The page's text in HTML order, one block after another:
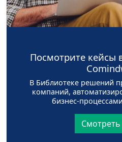
Посмотрите кейсы
В Библиотеке решений
компаний,
бизнес-